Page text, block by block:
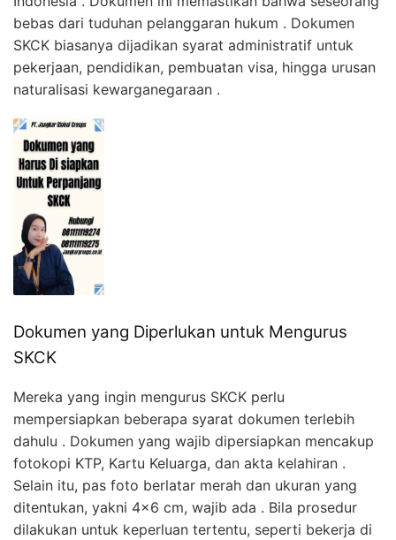
bebas dari tuduhan pelanggaran hukum . Dokumen
SKCK biasanya dijadikan syarat administratif untuk
pekerjaan, pendidikan, pembuatan visa, hingga urusan
naturalisasi kewarganegaraan .
Dokumen yang Diperlukan untuk Mengurus
SKCK
Mereka yang ingin mengurus SKCK perlu
mempersiapkan beberapa syarat dokumen terlebih
dahulu . Dokumen yang wajib dipersiapkan mencakup
fotokopi KTP, Kartu Keluarga, dan akta kelahiran .
Selain itu, pas foto berlatar merah dan ukuran yang
ditentukan, yakni 4×6 cm, wajib ada . Bila prosedur
dilakukan untuk keperluan tertentu, seperti bekerja di